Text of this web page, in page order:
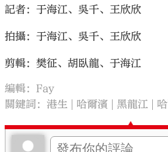
記者：于海江、吳千、王欣欣
拍攝：于海江、吳千、王欣欣
剪輯：樊征、胡臥龍、于海江
編輯：Fay
關鍵詞：港生 哈爾濱 黑龍江